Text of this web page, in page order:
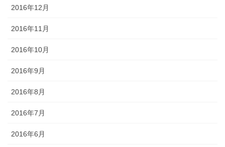
2016年12月
2016年11月
2016年10月
2016年9月
2016年8月
2016年7月
2016年6月